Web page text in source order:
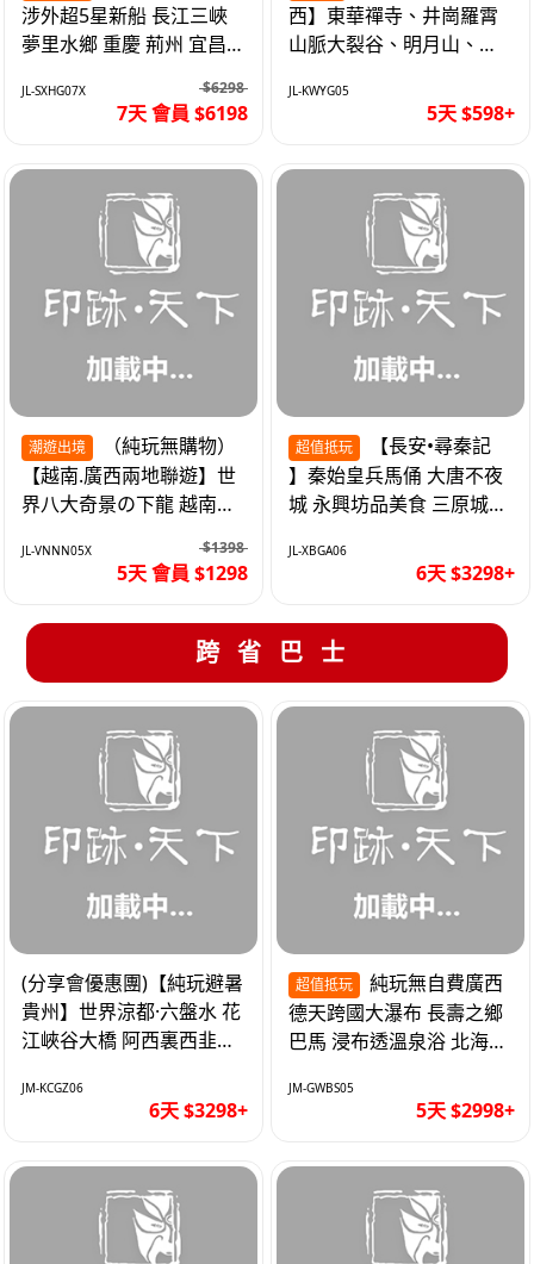
涉外超5星新船 長江三峽
夢里水鄉 重慶 荊州 宜昌
JL-SXHG07X $6298
7天 會員 $6198
西】東華禪寺、井崗羅霄
山脈大裂谷、明月山、仙
JL-KWYG05
5天 $598+
潮遊出境
【越南.廣西兩地聯遊】世
界八大奇景の下龍 越南首
車5天
JL-VNNN05X $1398
5天 會員 $1298
超值抵玩
】秦始皇兵馬俑 大唐不夜
城 永興坊品美食 三原城隍
JL-XBGA06
6天 $3298+
跨省巴士
(分享會優惠團)【純玩避暑
貴州】世界涼都·六盤水 花
江峽谷大橋 阿西裏西韭菜
JM-KCGZ06
6天 $3298+
超值抵玩
德天跨國大瀑布 長壽之鄉
巴馬 浸布透溫泉浴 北海銀
JM-GWBS05
5天 $2998+